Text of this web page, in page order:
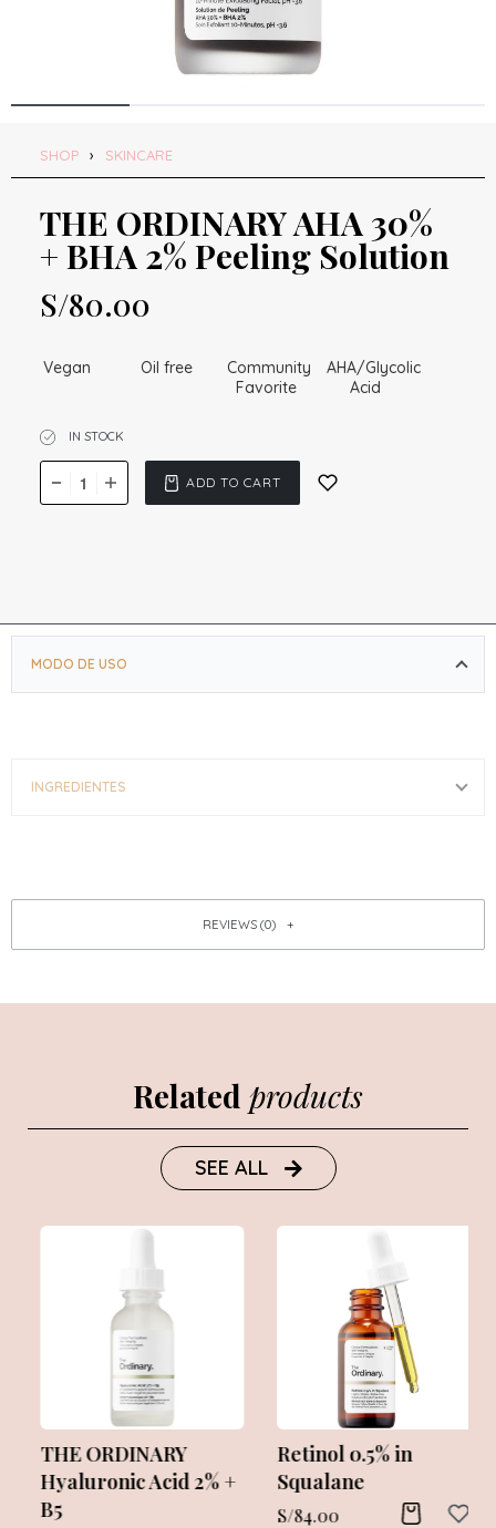
SHOP › SKINCARE
THE ORDINARY AHA 30%
+ BHA 2% Peeling Solution
S/80.00
Vegan Oil free
Community
Favorite
AHA/Glycolic
Acid
IN STOCK
ADD TO CART
MODO DE USO
INGREDIENTES
REVIEWS (0)
Related products
SEE ALL
THE ORDINARY
Hyaluronic Acid 2% +
B5
Retinol 0.5% in
Squalane
S/84.00